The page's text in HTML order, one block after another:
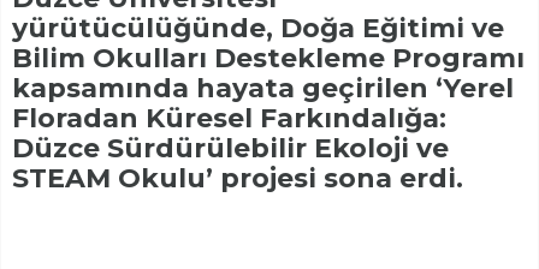
yürütücülüğünde, Doğa Eğitimi ve
Bilim Okulları Destekleme Programı
kapsamında hayata geçirilen ‘Yerel
Floradan Küresel Farkındalığa:
Düzce Sürdürülebilir Ekoloji ve
STEAM Okulu’ projesi sona erdi.